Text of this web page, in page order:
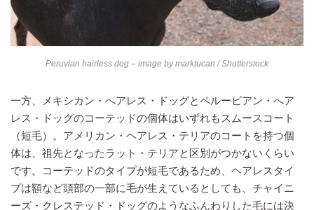
Peruvian hairless dog – image bymarktucan / Shutterstock
一方、メキシカン・へアレス・ドッグとペルービアン・へア
レス・ドッグのコーテッドの個体はいずれもスムースコート
（短毛）。アメリカン・ヘアレス・テリアのコートを持つ個
体は、祖先となったラット・テリアと区別がつかないくらい
です。コーテッドのタイプが短毛であるため、ヘアレスタイ
プは額など頭部の一部に毛が生えているとしても、チャイニ
ーズ・クレステッド・ドッグのようなふんわりした毛には決